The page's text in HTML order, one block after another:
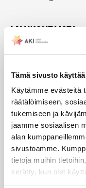
Tämä sivusto
Käytämme evästeitä
räätälöimiseen,
tukemiseen ja
jaamme sosiaalisen
alan
sivustoamme.
tietoja muihin
kerätty, kun olet
AJANKOHTAISTA
Crux-lehti
JOBI
TYÖELÄMÄOPAS
Työnhaku